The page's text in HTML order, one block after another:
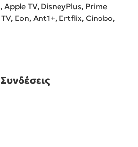
TV, DisneyPlus, Prime
Eon, Ant1+, Ertflix, Cinobo,